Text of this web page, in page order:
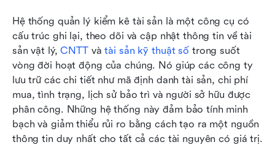
Hệ thống quản lý kiểm kê tài sản là một công cụ có
cấu trúc ghi lại, theo dõi và cập nhật thông tin về tài
sản vật lý, CNTT và tài sản kỹ thuật số trong suốt
vòng đời hoạt động của chúng. Nó giúp các công ty
lưu trữ các chi tiết như mã định danh tài sản, chi phí
mua, tình trạng, lịch sử bảo trì và người sở hữu được
phân công. Những hệ thống này đảm bảo tính minh
bạch và giảm thiểu rủi ro bằng cách tạo ra một nguồn
thông tin duy nhất cho tất cả các tài nguyên có giá trị.